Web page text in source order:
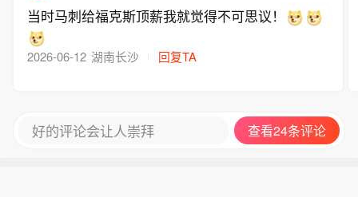
当时马刺给福克斯顶薪我就觉得不可思议！
2026-06-12 湖南长沙 回复TA
好的评论会让人崇拜 查看24条评论